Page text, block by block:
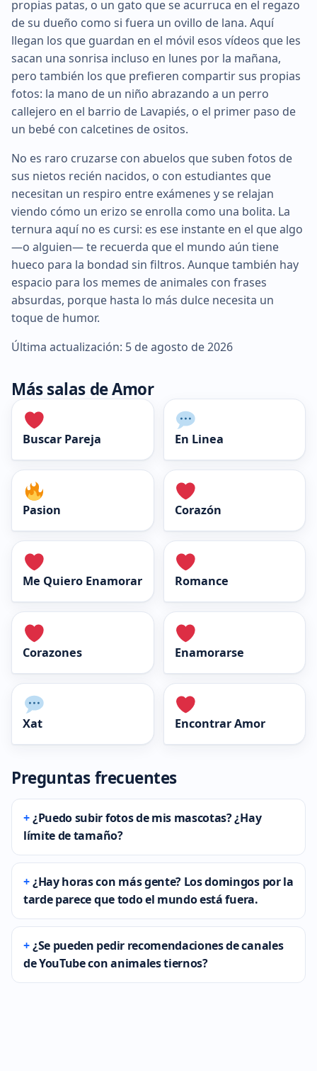
propias patas, o un gato que se acurruca en el regazo
de su dueño como si fuera un ovillo de lana. Aquí
llegan los que guardan en el móvil esos vídeos que les
sacan una sonrisa incluso en lunes por la mañana,
pero también los que prefieren compartir sus propias
fotos: la mano de un niño abrazando a un perro
callejero en el barrio de Lavapiés, o el primer paso de
un bebé con calcetines de ositos.
No es raro cruzarse con abuelos que suben fotos de
sus nietos recién nacidos, o con estudiantes que
necesitan un respiro entre exámenes y se relajan
viendo cómo un erizo se enrolla como una bolita. La
ternura aquí no es cursi: es ese instante en el que algo
—o alguien— te recuerda que el mundo aún tiene
hueco para la bondad sin filtros. Aunque también hay
espacio para los memes de animales con frases
absurdas, porque hasta lo más dulce necesita un
toque de humor.
Última actualización: 5 de agosto de 2026
Más salas de Amor
Buscar Pareja En Linea
Pasion Corazón
Me Quiero Enamorar Romance
Corazones Enamorarse
Xat Encontrar Amor
Preguntas frecuentes
¿Puedo subir fotos de mis mascotas? ¿Hay
límite de tamaño?
¿Hay horas con más gente? Los domingos por la
tarde parece que todo el mundo está fuera.
¿Se pueden pedir recomendaciones de canales
de YouTube con animales tiernos?